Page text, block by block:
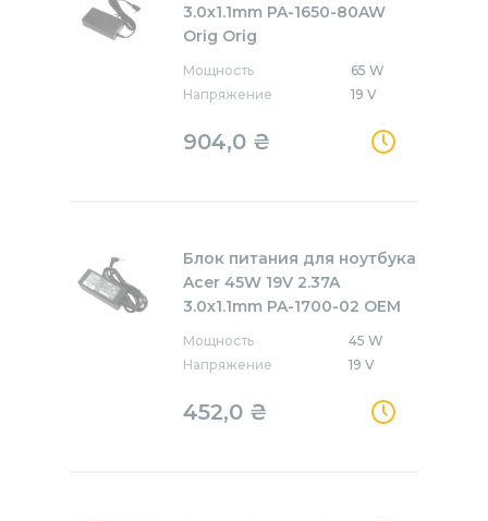
3.0x1.1mm PA-1650-80AW
Orig Orig
Мощность
65 W
Напряжение
19 V
904,0 ₴
Блок питания для ноутбука
Acer 45W 19V 2.37A
3.0x1.1mm PA-1700-02 OEM
Мощность
45 W
Напряжение
19 V
452,0 ₴